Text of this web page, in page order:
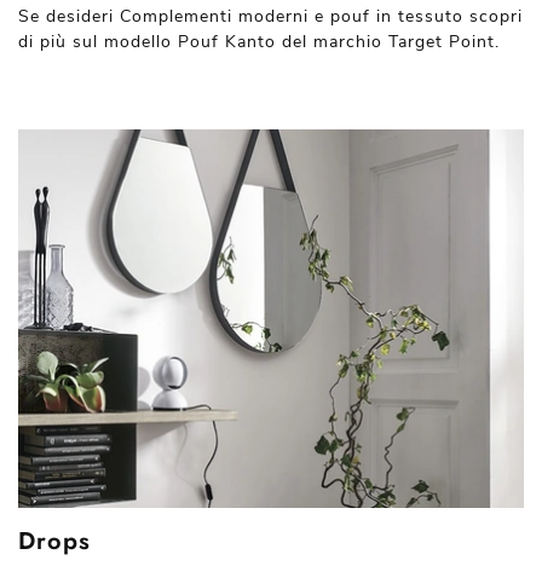
Se desideri Complementi moderni e pouf in tessuto scopri
di più sul modello Pouf Kanto del marchio Target Point.
Drops